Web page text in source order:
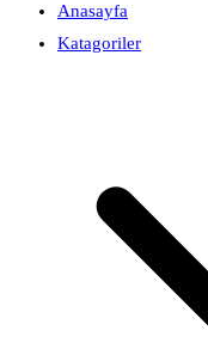
Anasayfa
Katagoriler